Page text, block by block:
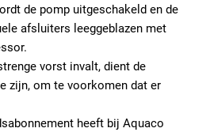
de pomp uitgeschakeld en de
afsluiters leeggeblazen met
vorst invalt, dient de
zijn, om te voorkomen dat er
heeft bij Aquaco